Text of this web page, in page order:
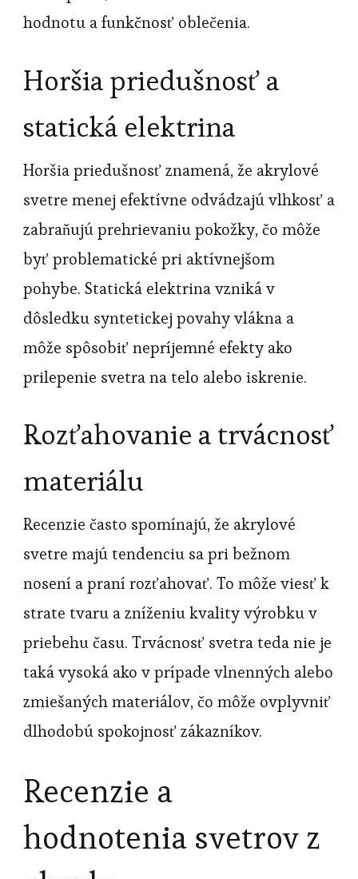
hodnotu a funkčnosť oblečenia.
Horšia priedušnosť a
statická elektrina
Horšia priedušnosť znamená, že akrylové
svetre menej efektívne odvádzajú vlhkosť a
zabraňujú prehrievaniu pokožky, čo môže
byť problematické pri aktívnejšom
pohybe. Statická elektrina vzniká v
dôsledku syntetickej povahy vlákna a
môže spôsobiť nepríjemné efekty ako
prilepenie svetra na telo alebo iskrenie.
Rozťahovanie a trvácnosť
materiálu
Recenzie často spomínajú, že akrylové
svetre majú tendenciu sa pri bežnom
nosení a praní rozťahovať. To môže viesť k
strate tvaru a zníženiu kvality výrobku v
priebehu času. Trvácnosť svetra teda nie je
taká vysoká ako v prípade vlnenných alebo
zmiešaných materiálov, čo môže ovplyvniť
dlhodobú spokojnosť zákazníkov.
Recenzie a
hodnotenia svetrov z